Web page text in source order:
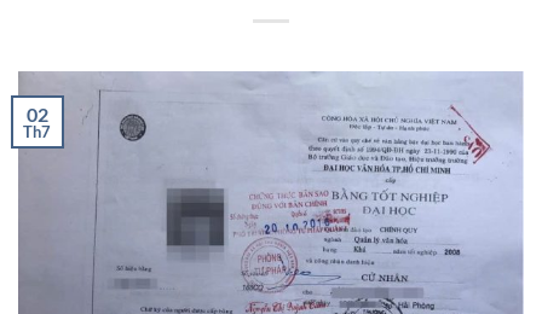
02
Th7